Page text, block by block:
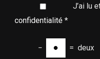
J’ai lu
confidentialité *
− = deux